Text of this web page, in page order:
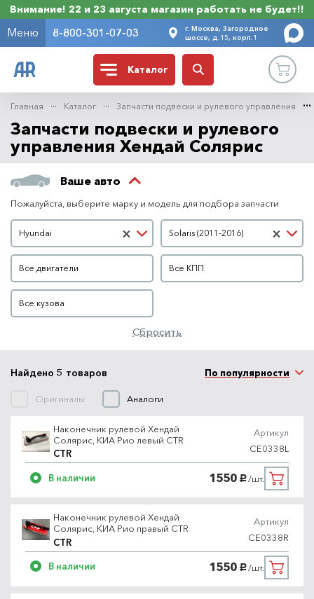
Внимание! 22 и 23 августа магазин работать не будет!!
Меню 8-800-301-07-03
г. Москва, Загородное
шоссе, д.15, корп.1
Каталог
Главная Каталог Запчасти подвески и рулевого управления
Запчасти подвески и рулевого
управления Хендай Солярис
Ваше авто
Пожалуйста, выберите марку и модель для подбора запчасти
Марка автомобиля
×
Hyundai
Модель автомобиля
×
Solaris (2011-2016)
Двигатель
Все двигатели
КПП
Все КПП
Кузов
Все кузова
Сбросить
Найдено 5 товаров
Оригиналы Аналоги
По популярности
Наконечник рулевой Хендай
Солярис, КИА Рио левый CTR
CTR
Артикул
CE0338L
В наличии 1550 руб./шт.
Наконечник рулевой Хендай
Солярис, КИА Рио правый CTR
CTR
Артикул
CE0338R
В наличии 1550 руб./шт.